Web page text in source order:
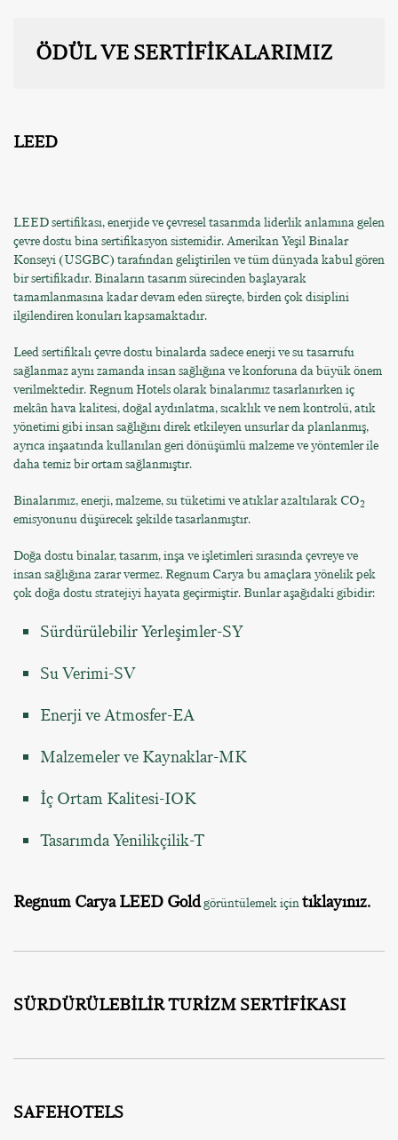
ÖDÜL VE SERTİFİKALARIMIZ
LEED
LEED sertifikası, enerjide ve çevresel tasarımda liderlik anlamına gelen
çevre dostu bina sertifikasyon sistemidir. Amerikan Yeşil Binalar
Konseyi (USGBC) tarafından geliştirilen ve tüm dünyada kabul gören
bir sertifikadır. Binaların tasarım sürecinden başlayarak
tamamlanmasına kadar devam eden süreçte, birden çok disiplini
ilgilendiren konuları kapsamaktadır.
Leed sertifikalı çevre dostu binalarda sadece enerji ve su tasarrufu
sağlanmaz aynı zamanda insan sağlığına ve konforuna da büyük önem
verilmektedir. Regnum Hotels olarak binalarımız tasarlanırken iç
mekân hava kalitesi, doğal aydınlatma, sıcaklık ve nem kontrolü, atık
yönetimi gibi insan sağlığını direk etkileyen unsurlar da planlanmış,
ayrıca inşaatında kullanılan geri dönüşümlü malzeme ve yöntemler ile
daha temiz bir ortam sağlanmıştır.
Binalarımız, enerji, malzeme, su tüketimi ve atıklar azaltılarak CO2
emisyonunu düşürecek şekilde tasarlanmıştır.
Doğa dostu binalar, tasarım, inşa ve işletimleri sırasında çevreye ve
insan sağlığına zarar vermez. Regnum Carya bu amaçlara yönelik pek
çok doğa dostu stratejiyi hayata geçirmiştir. Bunlar aşağıdaki gibidir:
Sürdürülebilir Yerleşimler-SY
Su Verimi-SV
Enerji ve Atmosfer-EA
Malzemeler ve Kaynaklar-MK
İç Ortam Kalitesi-IOK
Tasarımda Yenilikçilik-T
Regnum Carya LEED Goldgörüntülemek içintıklayınız.
SÜRDÜRÜLEBİLİR TURİZM SERTİFİKASI
SAFEHOTELS